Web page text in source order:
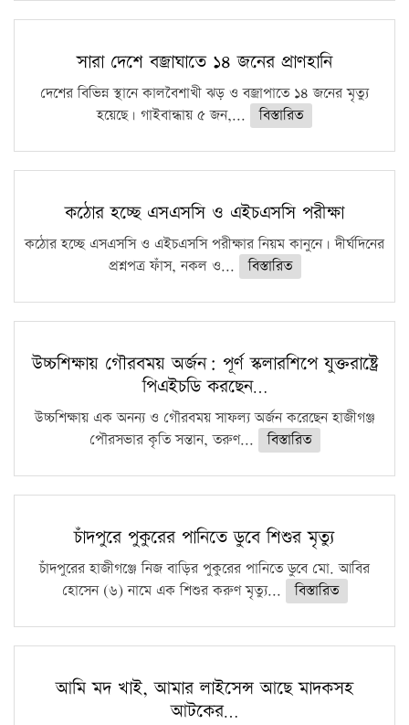
সারা দেশে বজ্রাঘাতে ১৪ জনের প্রাণহানি
দেশের বিভিন্ন স্থানে কালবৈশাখী ঝড় ও বজ্রাপাতে ১৪ জনের মৃত্যু
হয়েছে। গাইবান্ধায় ৫ জন,...
বিস্তারিত
কঠোর হচ্ছে এসএসসি ও এইচএসসি পরীক্ষা
কঠোর হচ্ছে এসএসসি ও এইচএসসি পরীক্ষার নিয়ম কানুনে। দীর্ঘদিনের
প্রশ্নপত্র ফাঁস, নকল ও...
বিস্তারিত
উচ্চশিক্ষায় গৌরবময় অর্জন: পূর্ণ স্কলারশিপে যুক্তরাষ্ট্রে
পিএইচডি করছেন…
উচ্চশিক্ষায় এক অনন্য ও গৌরবময় সাফল্য অর্জন করেছেন হাজীগঞ্জ
পৌরসভার কৃতি সন্তান, তরুণ...
বিস্তারিত
চাঁদপুরে পুকুরের পানিতে ডুবে শিশুর মৃত্যু
চাঁদপুরের হাজীগঞ্জে নিজ বাড়ির পুকুরের পানিতে ডুবে মো. আবির
হোসেন (৬) নামে এক শিশুর করুণ মৃত্যু...
বিস্তারিত
আমি মদ খাই, আমার লাইসেন্স আছে মাদকসহ
আটকের…